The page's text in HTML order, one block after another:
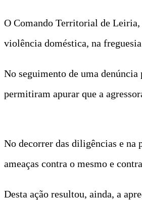
O Comando Territorial de Leiria,
violência doméstica, na
No seguimento de uma
permitiram apurar que a
No decorrer das diligências e na
ameaças contra o mesmo e
Desta ação resultou, ainda, a